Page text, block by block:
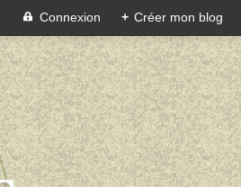
Connexion + Créer mon blog